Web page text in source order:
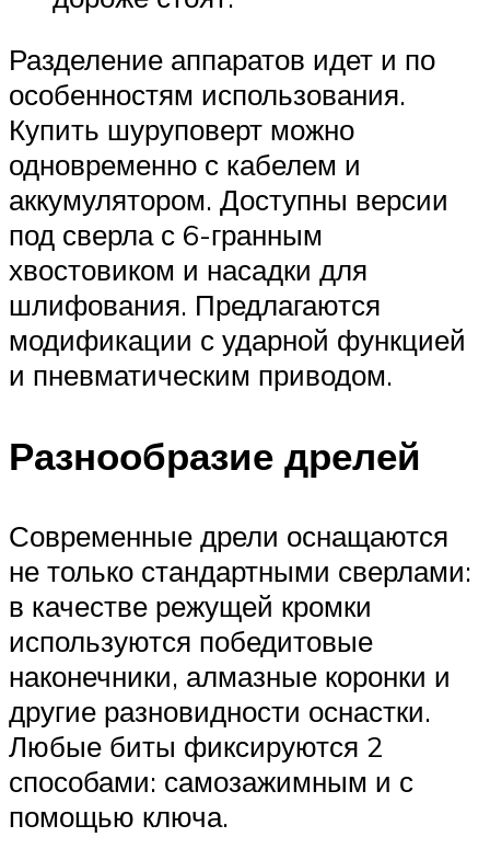
Разделение аппаратов идет и по
особенностям использования.
Купить шуруповерт можно
одновременно с кабелем и
аккумулятором. Доступны версии
под сверла с 6-гранным
хвостовиком и насадки для
шлифования. Предлагаются
модификации с ударной функцией
и пневматическим приводом.
Разнообразие дрелей
Современные дрели оснащаются
не только стандартными сверлами:
в качестве режущей кромки
используются победитовые
наконечники, алмазные коронки и
другие разновидности оснастки.
Любые биты фиксируются 2
способами: самозажимным и с
помощью ключа.